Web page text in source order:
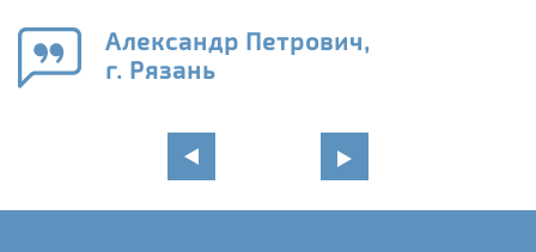
Александр Петрович,
г. Рязань